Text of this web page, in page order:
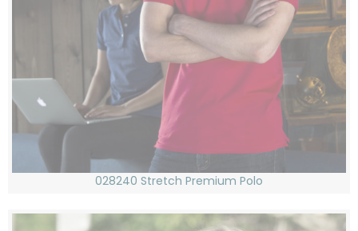
028240 Stretch Premium Polo